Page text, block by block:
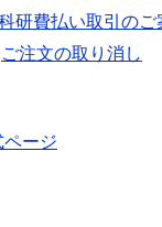
研費払い取引のご
ご注文の取り消し
ページ